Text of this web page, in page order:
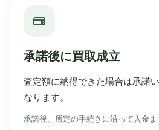
承諾後に買取成立
査定額に納得できた場合は承諾
なります。
承諾後、所定の手続きに沿って入金ま